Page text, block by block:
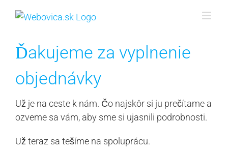
Ďakujeme za vyplnenie
objednávky
Už je na ceste k nám. Čo najskôr si ju prečítame a
ozveme sa vám, aby sme si ujasnili podrobnosti.
Už teraz sa tešíme na spoluprácu.